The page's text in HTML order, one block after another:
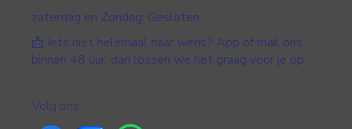
zaterdag en Zondag: Gesloten
📩 Iets niet helemaal naar wens? App of mail ons
binnen 48 uur, dan lossen we het graag voor je op.
Volg ons